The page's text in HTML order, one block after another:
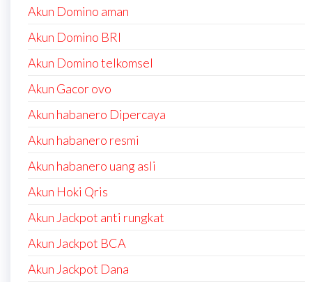
Akun Domino aman
Akun Domino BRI
Akun Domino telkomsel
Akun Gacor ovo
Akun habanero Dipercaya
Akun habanero resmi
Akun habanero uang asli
Akun Hoki Qris
Akun Jackpot anti rungkat
Akun Jackpot BCA
Akun Jackpot Dana